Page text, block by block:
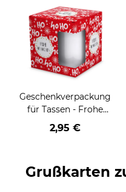
Geschenkverpackung
für Tassen - Frohe
Weihnachten - HO
HO HO - rot
2,95 €
Grußkarten